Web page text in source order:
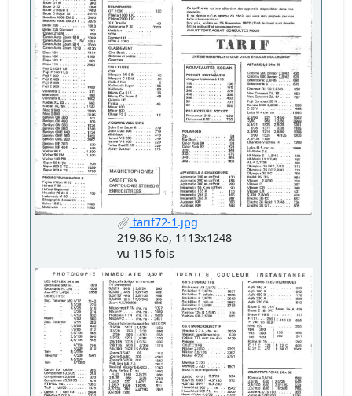
tarif72-1.jpg
219.86 Ko, 1113x1248
vu 115 fois